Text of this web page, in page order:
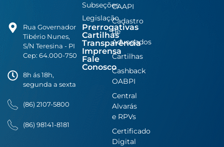
Rua Governador
Tibério Nunes,
S/N Teresina - PI
Cep: 64.000-750
8h ás 18h,
segunda a sexta
(86) 2107-5800
(86) 98141-8181
Subseções
Legislação
Prerrogativas
Cartilhas
Transparência
Imprensa
Fale
Conosco
CAAPI
Cadastro
de
Advogados
Cartilhas
Cashback
OABPI
Central
Alvarás
e RPVs
Certificado
Digital